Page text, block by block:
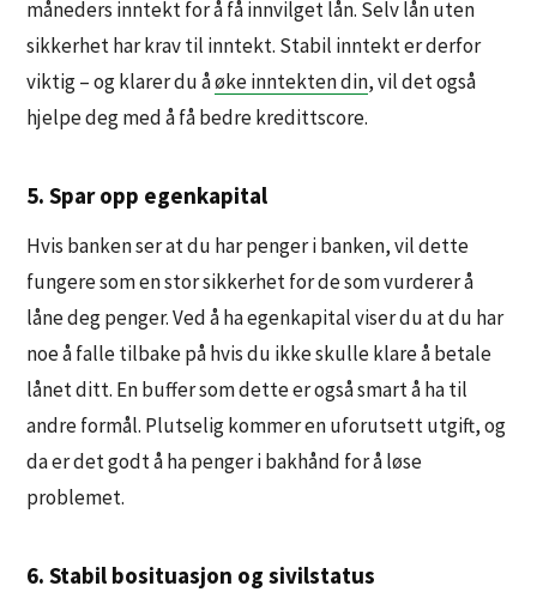
måneders inntekt for å få innvilget lån. Selv lån uten
sikkerhet har krav til inntekt. Stabil inntekt er derfor
viktig – og klarer du åøke inntekten din, vil det også
hjelpe deg med å få bedre kredittscore.
5. Spar opp egenkapital
Hvis banken ser at du har penger i banken, vil dette
fungere som en stor sikkerhet for de som vurderer å
låne deg penger. Ved å ha egenkapital viser du at du har
noe å falle tilbake på hvis du ikke skulle klare å betale
lånet ditt. En buffer som dette er også smart å ha til
andre formål. Plutselig kommer en uforutsett utgift, og
da er det godt å ha penger i bakhånd for å løse
problemet.
6. Stabil bosituasjon og sivilstatus